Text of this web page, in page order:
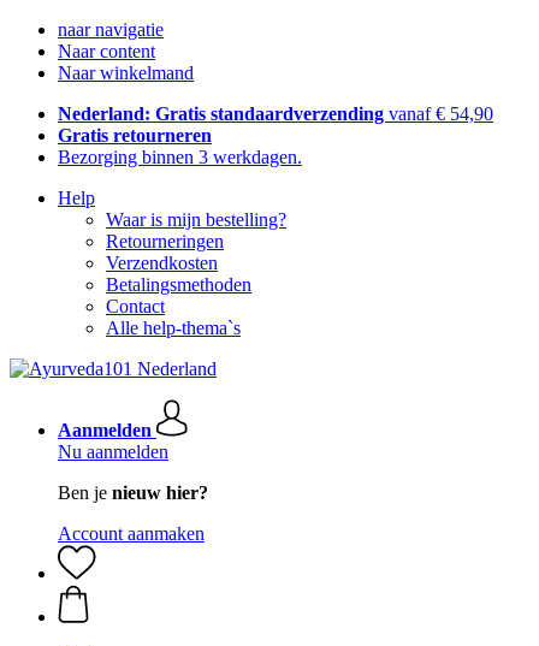
naar navigatie
Naar content
Naar winkelmand
Nederland: Gratis standaardverzending vanaf € 54,90
Gratis retourneren
Bezorging binnen 3 werkdagen.
Help
Waar is mijn bestelling?
Retourneringen
Verzendkosten
Betalingsmethoden
Contact
Alle help-thema`s
Aanmelden
Nu aanmelden
Ben je nieuw hier?
Account aanmaken